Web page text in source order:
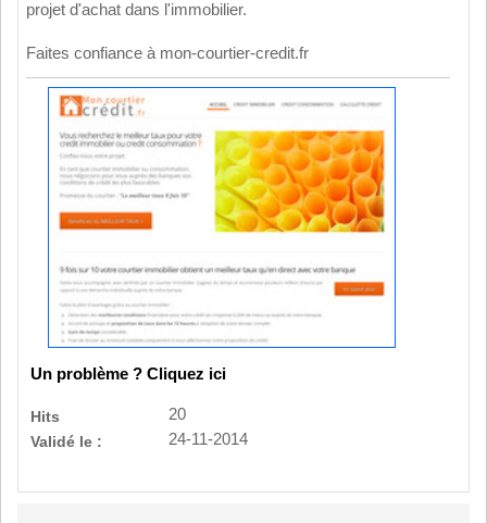
projet d'achat dans l'immobilier.
Faites confiance à mon-courtier-credit.fr
Un problème ? Cliquez ici
Hits
20
Validé le :
24-11-2014